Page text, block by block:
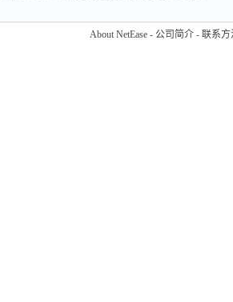
About NetEase - 公司简介 - 联系方